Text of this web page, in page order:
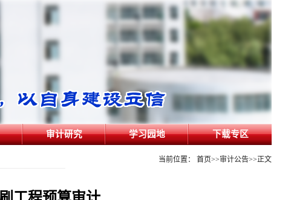
审计研究 学习园地 下载专区
当前位置： 首页>>审计公告>>正文